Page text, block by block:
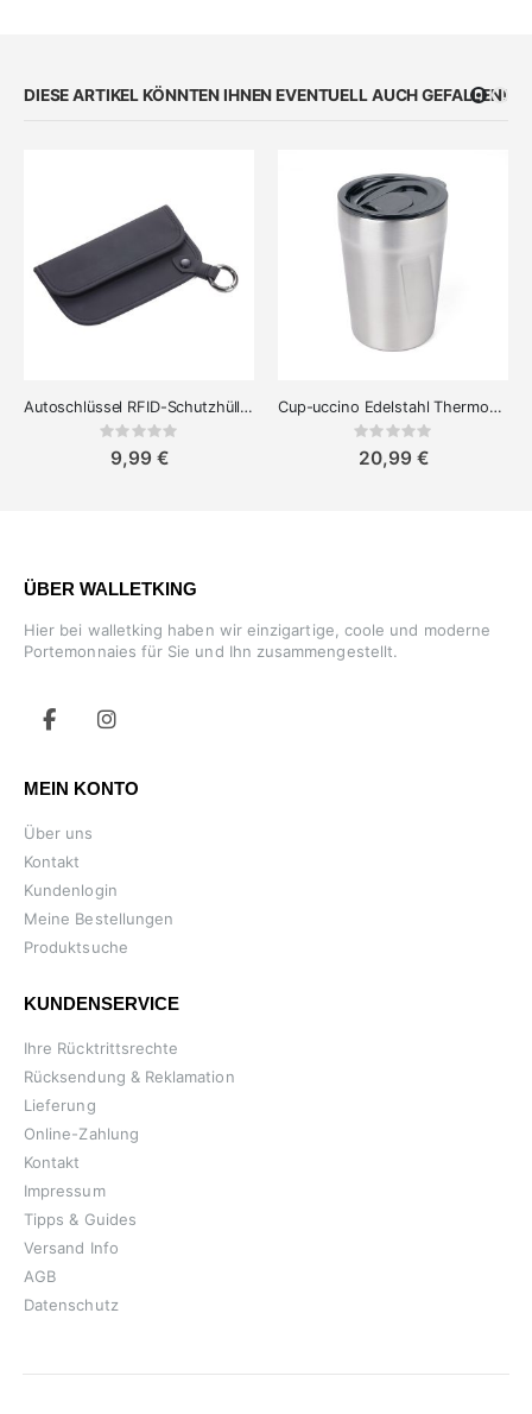
DIESE ARTIKEL KÖNNTEN IHNEN EVENTUELL AUCH GEFALLEN!
Autoschlüssel RFID-Schutzhülle für Keyless-Go
Rating:
9,99 €
Cup-uccino Edelstahl Thermo-Becher - Ideal für Heißgetränke
Rating:
20,99 €
ÜBER WALLETKING
Hier bei walletking haben wir einzigartige, coole und moderne
Portemonnaies für Sie und Ihn zusammengestellt.
MEIN KONTO
Über uns
Kontakt
Kundenlogin
Meine Bestellungen
Produktsuche
KUNDENSERVICE
Ihre Rücktrittsrechte
Rücksendung & Reklamation
Lieferung
Online-Zahlung
Kontakt
Impressum
Tipps & Guides
Versand Info
AGB
Datenschutz